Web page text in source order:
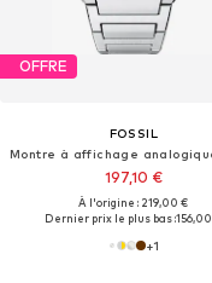
OFFRE
FOSSIL
197,10 €
À l'origine : 219,00 €
Dernier prix le plus bas :
+1